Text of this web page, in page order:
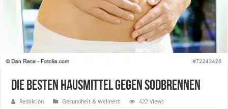
Die besten Hausmittel gegen Sodbrennen
Redaktion Gesundheit & Wellness 422 Views